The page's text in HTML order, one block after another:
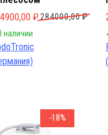
285000,00 ₽.284000,00₽
цена
₽
цена: 264900,00 ₽.
наличии
-18%